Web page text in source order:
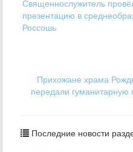
Священнослужитель
презентацию в
Россошь
Прихожане храма
передали
Последние новости